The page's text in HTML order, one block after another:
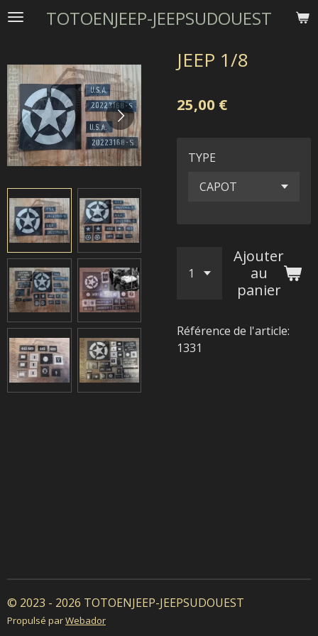
Passer
principal
TOTOENJEEP-JEEPSUDOUEST
JEEP 1/8
25,00 €
TYPE
Ajouter
au
panier
Référence de l'article:
1331
© 2023 - 2026 TOTOENJEEP-JEEPSUDOUEST
Propulsé parWebador